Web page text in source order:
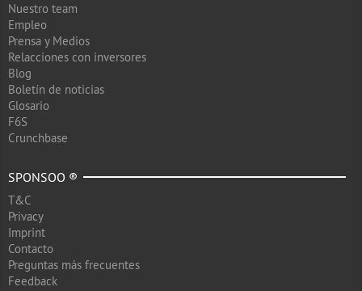
Nuestro team
Empleo
Prensa y Medios
Relacciones con inversores
Blog
Boletín de noticias
Glosario
F6S
Crunchbase
SPONSOO ®
T&C
Privacy
Imprint
Contacto
Preguntas más frecuentes
Feedback